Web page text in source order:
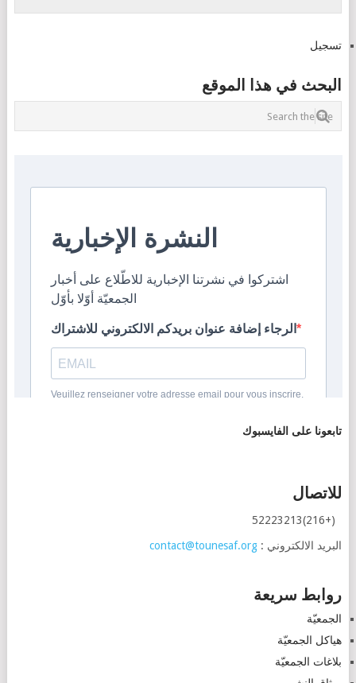
تسجيل
البحث في هذا الموقع
تابعونا على الفايسبوك
للاتصال
(+216)52223213
البريد الالكتروني : contact@tounesaf.org
روابط سريعة
الجمعيّة
هياكل الجمعيّة
بلاغات الجمعيّة